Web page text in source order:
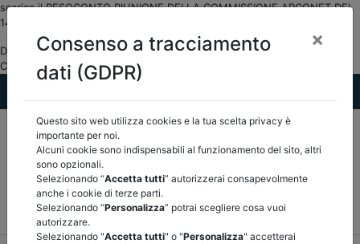
scarica il RESOCONTO RIUNIONE DELLA COMMISSIONE ARCONET DEL
14 giugno 2023
DOCUMENTI PUBBLICI Arconet ASSOCIAZIONE NAZIONALE
CERTIFICATORI E REVISORI DEGLI ENTI LOCALI">
MEF FINANZA LOCALE/OSSERVATORIO
NORMATIVA
CORTE DEI CONTI E GIURISPRUDENZA
Consenso a tracciamento
dati (GDPR)
×
Questo sito web utilizza cookies e la tua scelta privacy è
importante per noi.
Alcuni cookie sono indispensabili al funzionamento del sito, altri
sono opzionali.
Selezionando “Accetta tutti” autorizzerai consapevolmente
anche i cookie di terze parti.
Selezionando “Personalizza” potrai scegliere cosa vuoi
autorizzare.
Selezionando "Accetta tutti" o "Personalizza" accetterai